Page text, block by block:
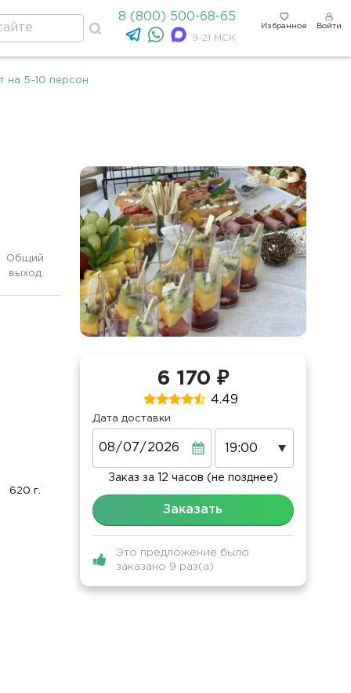
8 (800) 500-68-65
9-21 МСК
Избранное Войти
на 5-10 персон
Общий
выход
620 г.
6 170 ₽
4.49
Дата доставки
Заказ за 12 часов (не позднее)
Заказать
Это предложение было
заказано 9 раз(а)